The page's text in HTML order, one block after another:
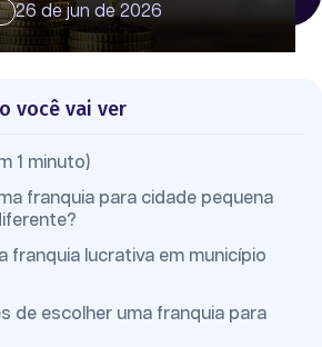
26 de jun de 2026
você vai ver
1 minuto)
franquia para cidade pequena
franquia lucrativa em município
de escolher uma franquia para